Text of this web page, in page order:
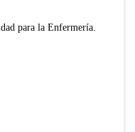
para la Enfermería.